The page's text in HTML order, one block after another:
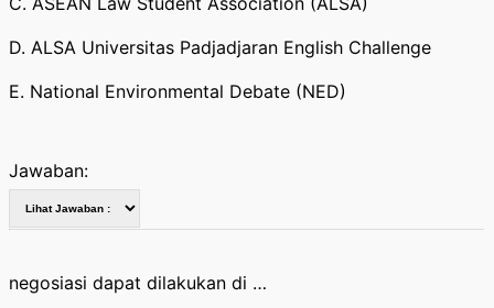
D. ALSA Universitas Padjadjaran English Challenge
E. National Environmental Debate (NED)
Jawaban:
negosiasi dapat dilakukan di …